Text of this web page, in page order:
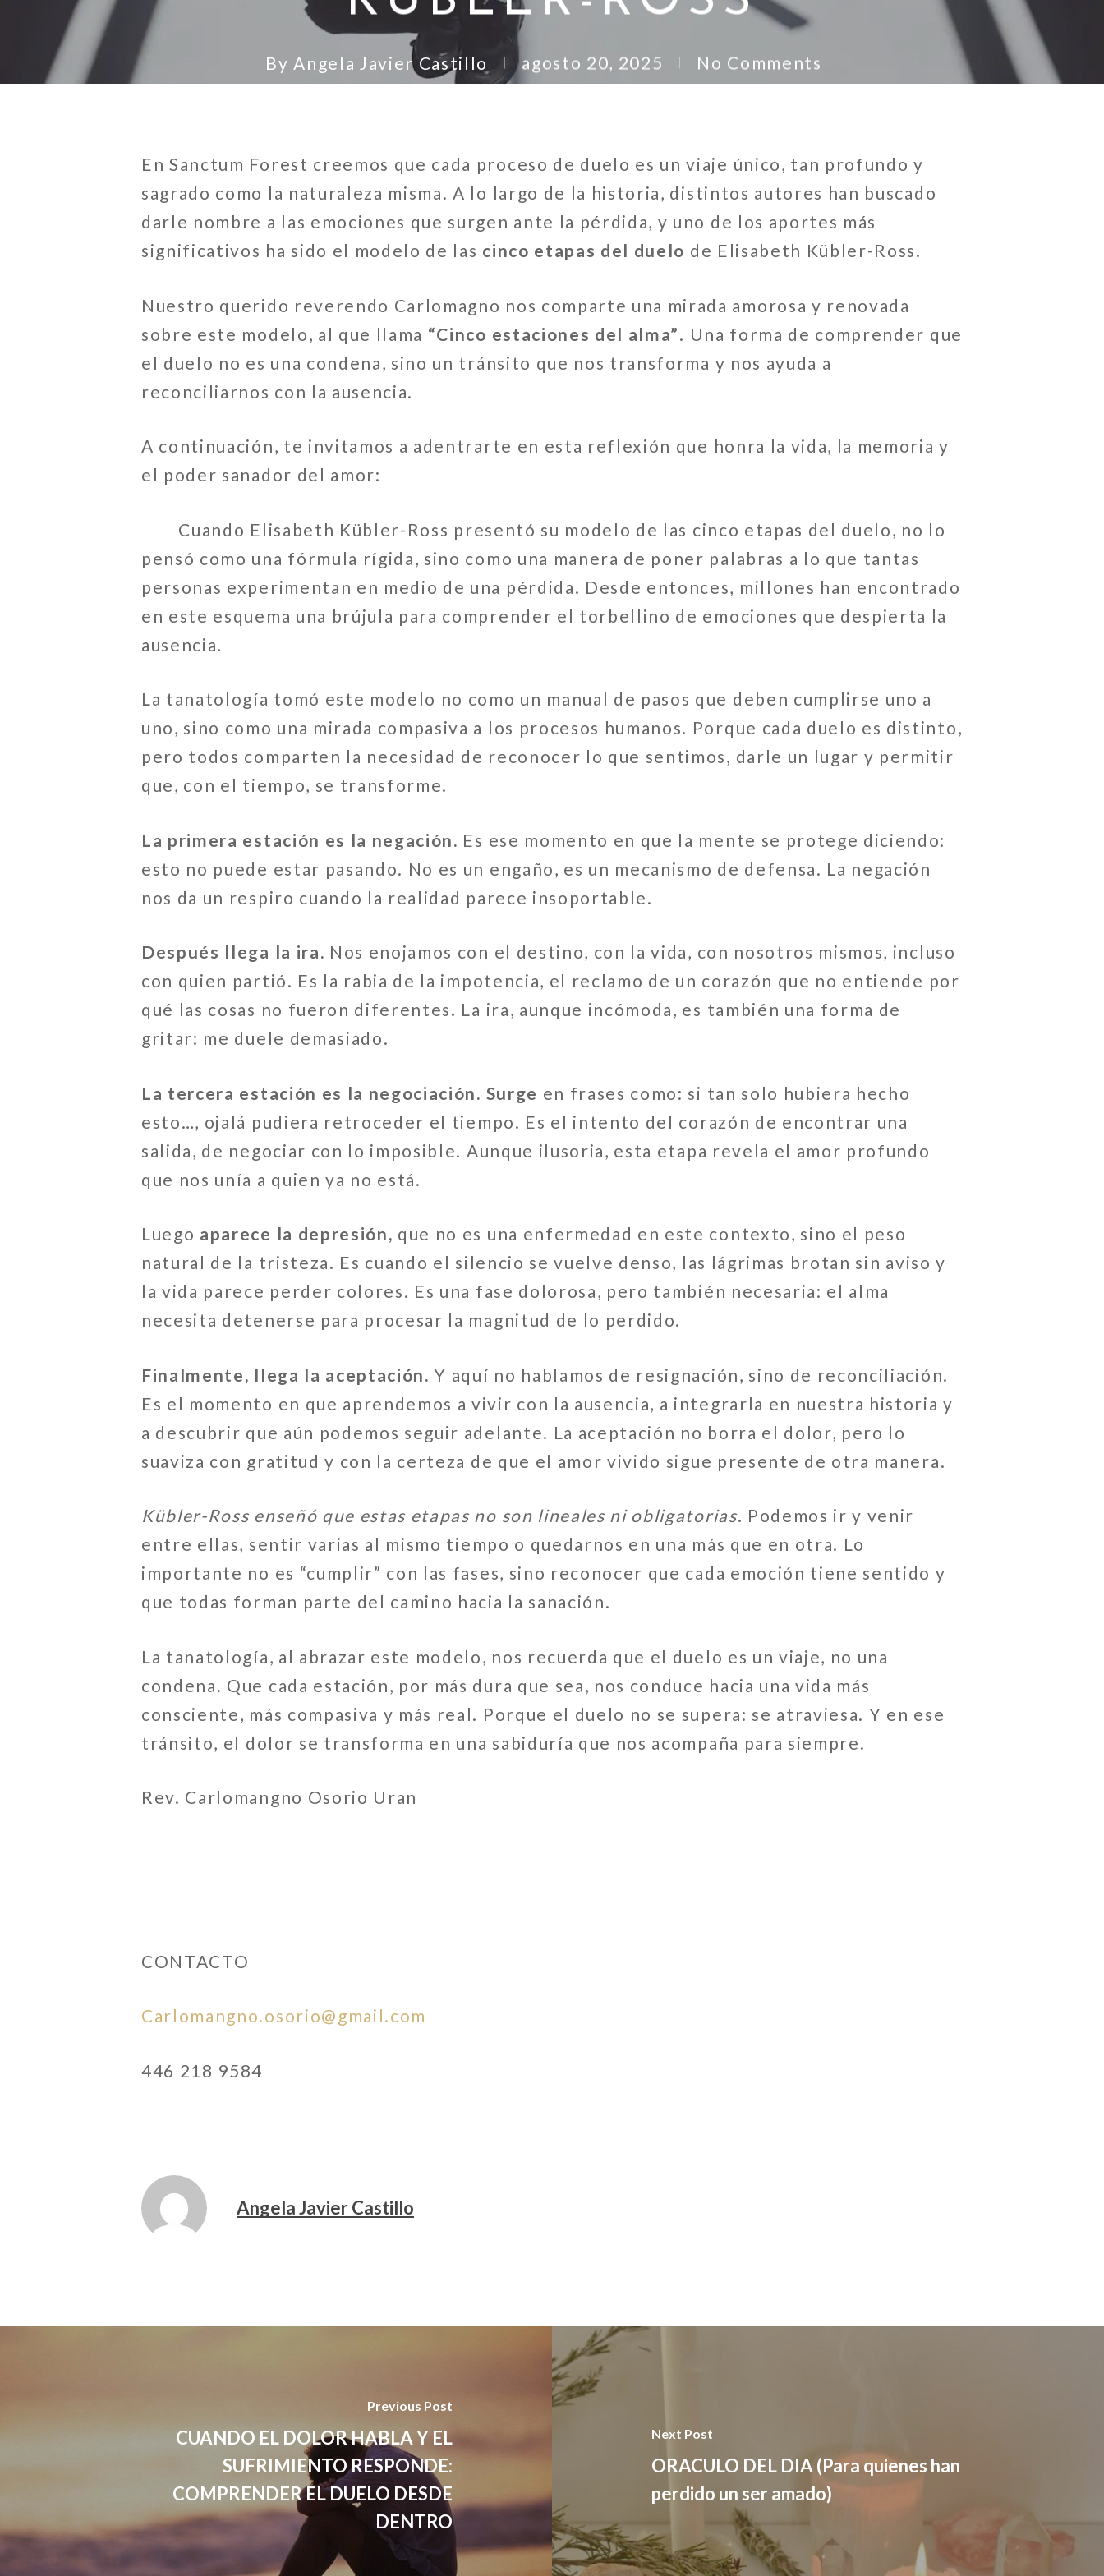
By Angela Javier Castillo agosto 20, 2025 No Comments
En Sanctum Forest creemos que cada proceso de duelo es un viaje único, tan profundo y
sagrado como la naturaleza misma. A lo largo de la historia, distintos autores han buscado
darle nombre a las emociones que surgen ante la pérdida, y uno de los aportes más
significativos ha sido el modelo de las cinco etapas del duelo de Elisabeth Kübler-Ross.
Nuestro querido reverendo Carlomagno nos comparte una mirada amorosa y renovada
sobre este modelo, al que llama “Cinco estaciones del alma”. Una forma de comprender que
el duelo no es una condena, sino un tránsito que nos transforma y nos ayuda a
reconciliarnos con la ausencia.
A continuación, te invitamos a adentrarte en esta reflexión que honra la vida, la memoria y
el poder sanador del amor:
Cuando Elisabeth Kübler-Ross presentó su modelo de las cinco etapas del duelo, no lo
pensó como una fórmula rígida, sino como una manera de poner palabras a lo que tantas
personas experimentan en medio de una pérdida. Desde entonces, millones han encontrado
en este esquema una brújula para comprender el torbellino de emociones que despierta la
ausencia.
La tanatología tomó este modelo no como un manual de pasos que deben cumplirse uno a
uno, sino como una mirada compasiva a los procesos humanos. Porque cada duelo es distinto,
pero todos comparten la necesidad de reconocer lo que sentimos, darle un lugar y permitir
que, con el tiempo, se transforme.
La primera estación es la negación. Es ese momento en que la mente se protege diciendo:
esto no puede estar pasando. No es un engaño, es un mecanismo de defensa. La negación
nos da un respiro cuando la realidad parece insoportable.
Después llega la ira. Nos enojamos con el destino, con la vida, con nosotros mismos, incluso
con quien partió. Es la rabia de la impotencia, el reclamo de un corazón que no entiende por
qué las cosas no fueron diferentes. La ira, aunque incómoda, es también una forma de
gritar: me duele demasiado.
La tercera estación es la negociación. Surge en frases como: si tan solo hubiera hecho
esto…, ojalá pudiera retroceder el tiempo. Es el intento del corazón de encontrar una
salida, de negociar con lo imposible. Aunque ilusoria, esta etapa revela el amor profundo
que nos unía a quien ya no está.
Luego aparece la depresión, que no es una enfermedad en este contexto, sino el peso
natural de la tristeza. Es cuando el silencio se vuelve denso, las lágrimas brotan sin aviso y
la vida parece perder colores. Es una fase dolorosa, pero también necesaria: el alma
necesita detenerse para procesar la magnitud de lo perdido.
Finalmente, llega la aceptación. Y aquí no hablamos de resignación, sino de reconciliación.
Es el momento en que aprendemos a vivir con la ausencia, a integrarla en nuestra historia y
a descubrir que aún podemos seguir adelante. La aceptación no borra el dolor, pero lo
suaviza con gratitud y con la certeza de que el amor vivido sigue presente de otra manera.
Kübler-Ross enseñó que estas etapas no son lineales ni obligatorias. Podemos ir y venir
entre ellas, sentir varias al mismo tiempo o quedarnos en una más que en otra. Lo
importante no es “cumplir” con las fases, sino reconocer que cada emoción tiene sentido y
que todas forman parte del camino hacia la sanación.
La tanatología, al abrazar este modelo, nos recuerda que el duelo es un viaje, no una
condena. Que cada estación, por más dura que sea, nos conduce hacia una vida más
consciente, más compasiva y más real. Porque el duelo no se supera: se atraviesa. Y en ese
tránsito, el dolor se transforma en una sabiduría que nos acompaña para siempre.
Rev. Carlomangno Osorio Uran
CONTACTO
Carlomangno.osorio@gmail.com
446 218 9584
Angela Javier Castillo
Previous Post
CUANDO EL DOLOR HABLA Y EL
SUFRIMIENTO RESPONDE:
COMPRENDER EL DUELO DESDE
DENTRO
Next Post
ORACULO DEL DIA (Para quienes han
perdido un ser amado)